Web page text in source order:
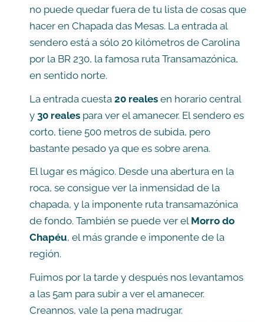
no puede quedar fuera de tu lista de cosas que
hacer en Chapada das Mesas. La entrada al
sendero está a sólo 20 kilómetros de Carolina
por la BR 230, la famosa ruta Transamazónica,
en sentido norte.
La entrada cuesta 20 reales en horario central
y 30 reales para ver el amanecer. El sendero es
corto, tiene 500 metros de subida, pero
bastante pesado ya que es sobre arena.
El lugar es mágico. Desde una abertura en la
roca, se consigue ver la inmensidad de la
chapada, y la imponente ruta transamazónica
de fondo. También se puede ver el Morro do
Chapéu, el más grande e imponente de la
región.
Fuimos por la tarde y después nos levantamos
a las 5am para subir a ver el amanecer.
Creannos, vale la pena madrugar.